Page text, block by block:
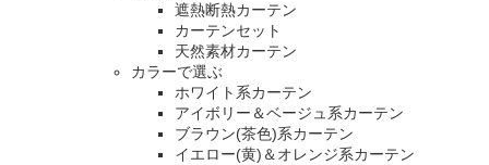
遮熱断熱カーテン
カーテンセット
天然素材カーテン
カラーで選ぶ
ホワイト系カーテン
アイボリー＆ベージュ系カーテン
ブラウン(茶色)系カーテン
イエロー(黄)＆オレンジ系カーテン